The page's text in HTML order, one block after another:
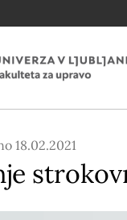
18.02.2021